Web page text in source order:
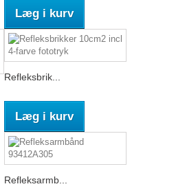
Læg i kurv
Refleksbrik...
Læg i kurv
Refleksarmb...